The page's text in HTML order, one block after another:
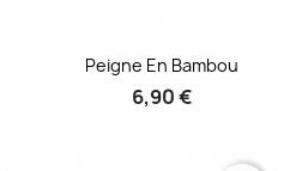
Aperçu rapide
Peigne En Bambou
6,90 €